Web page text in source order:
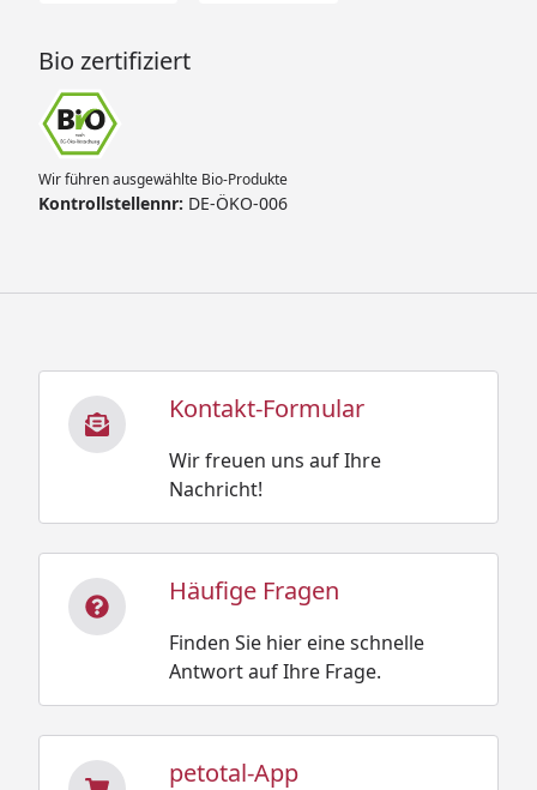
Bio zertifiziert
Wir führen ausgewählte Bio-Produkte
Kontrollstellennr: DE-ÖKO-006
Kontakt-Formular
Wir freuen uns auf Ihre
Nachricht!
Häufige Fragen
Finden Sie hier eine schnelle
Antwort auf Ihre Frage.
petotal-App